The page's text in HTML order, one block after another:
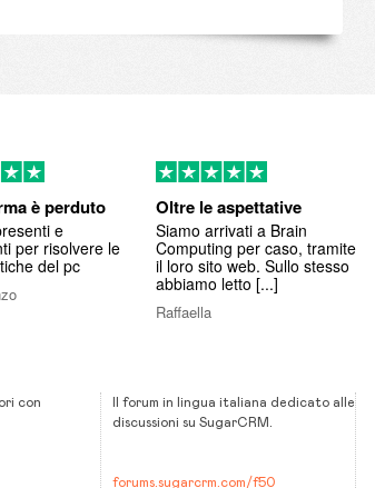
è perduto
e
per risolvere le
del pc
Oltre le aspettative
Siamo arrivati a Brain
Computing per caso, tramite
il loro sito web. Sullo stesso
abbiamo letto [...]
Raffaella
con
Il forum in lingua italiana dedicato alle
discussioni su SugarCRM.
forums.sugarcrm.com/f50